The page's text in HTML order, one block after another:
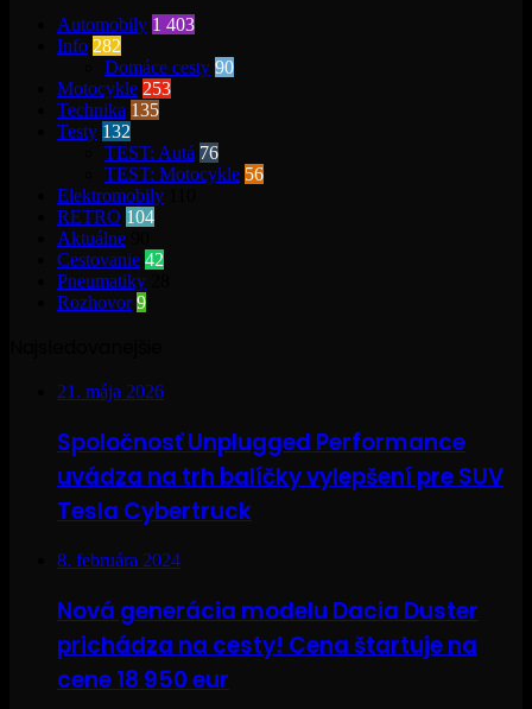
Automobily 1 403
Info 282
Domáce cesty 90
Motocykle 253
Technika 135
Testy 132
TEST: Autá 76
TEST: Motocykle 56
Elektromobily
RETRO 104
Aktuálne
Cestovanie 42
Pneumatiky
Rozhovor 9
21. mája 2026
Spoločnosť Unplugged Performance
uvádza na trh balíčky vylepšení pre SUV
Tesla Cybertruck
8. februára 2024
Nová generácia modelu Dacia Duster
prichádza na cesty! Cena štartuje na
cene 18 950 eur